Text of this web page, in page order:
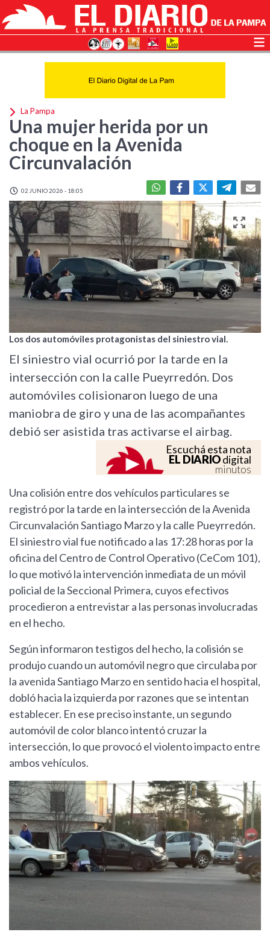
La Pampa
Una mujer herida por un
choque en la Avenida
Circunvalación
02 JUNIO 2026 - 18:05
Los dos automóviles protagonistas del siniestro vial.
El siniestro vial ocurrió por la tarde en la
intersección con la calle Pueyrredón. Dos
automóviles colisionaron luego de una
maniobra de giro y una de las acompañantes
debió ser asistida tras activarse el airbag.
Escuchá esta nota
EL DIARIOdigital
minutos
Una colisión entre dos vehículos particulares se
registró por la tarde en la intersección de la Avenida
Circunvalación Santiago Marzo y la calle Pueyrredón.
El siniestro vial fue notificado a las 17:28 horas por la
oficina del Centro de Control Operativo (CeCom 101),
lo que motivó la intervención inmediata de un móvil
policial de la Seccional Primera, cuyos efectivos
procedieron a entrevistar a las personas involucradas
en el hecho.
Según informaron testigos del hecho, la colisión se
produjo cuando un automóvil negro que circulaba por
la avenida Santiago Marzo en sentido hacia el hospital,
dobló hacia la izquierda por razones que se intentan
establecer. En ese preciso instante, un segundo
automóvil de color blanco intentó cruzar la
intersección, lo que provocó el violento impacto entre
ambos vehículos.